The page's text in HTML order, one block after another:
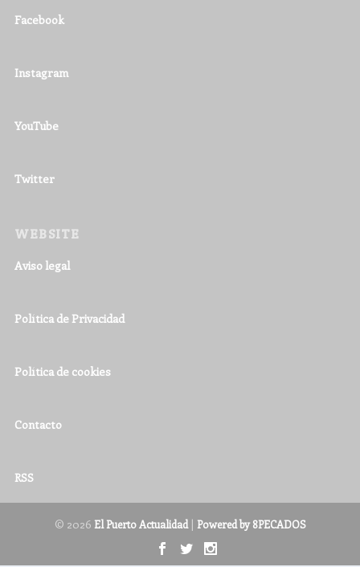
Facebook
Instagram
YouTube
Twitter
WEBSITE
Aviso legal
Política de Privacidad
Política de cookies
Contacto
RSS
© 2026 El Puerto Actualidad| Powered by 8PECADOS